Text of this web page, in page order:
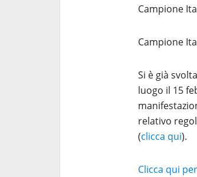
Campione
Campione
Si è già
luogo il 15
relativo
(clicca qui).
Clicca qui